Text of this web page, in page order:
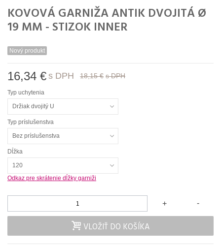
KOVOVÁ GARNIŽA ANTIK DVOJITÁ Ø
19 MM - STIZOK INNER
Nový produkt
16,34 € s DPH 18,15 € s DPH
Typ uchytenia
Držiak dvojitý U
Typ príslušenstva
Bez príslušenstva
Dĺžka
120
Odkaz pre skrátenie dĺžky garniži
-
+
VLOŽIŤ DO KOŠÍKA